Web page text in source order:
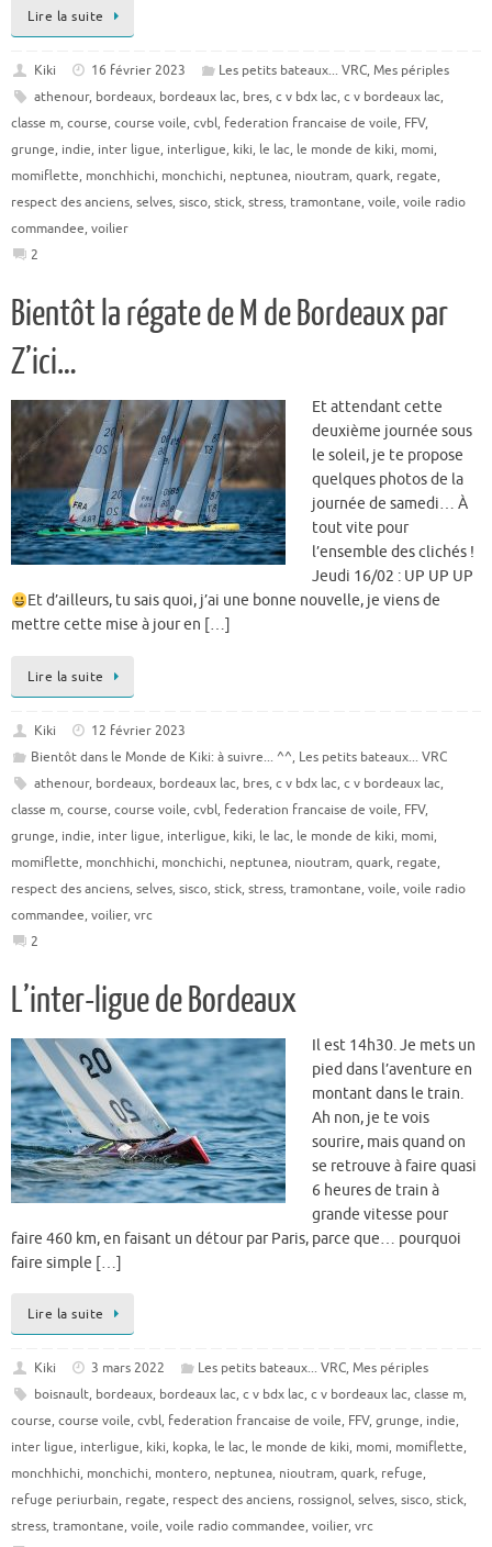
Lire la suite
Kiki 16 février 2023 Les petits bateaux... VRC, Mes périples
athenour, bordeaux, bordeaux lac, bres, c v bdx lac, c v bordeaux lac,
classe m, course, course voile, cvbl, federation francaise de voile, FFV,
grunge, indie, inter ligue, interligue, kiki, le lac, le monde de kiki, momi,
momiflette, monchhichi, monchichi, neptunea, nioutram, quark, regate,
respect des anciens, selves, sisco, stick, stress, tramontane, voile, voile radio
commandee, voilier
2
Bientôt la régate de M de Bordeaux par
Z’ici…
Et attendant cette
deuxième journée sous
le soleil, je te propose
quelques photos de la
journée de samedi… À
tout vite pour
l’ensemble des clichés !
Jeudi 16/02 : UP UP UP
Et d’ailleurs, tu sais quoi, j’ai une bonne nouvelle, je viens de
mettre cette mise à jour en […]
Lire la suite
Kiki
12 février 2023
Bientôt dans le Monde de Kiki: à suivre... ^^, Les petits bateaux... VRC
athenour, bordeaux, bordeaux lac, bres, c v bdx lac, c v bordeaux lac,
classe m, course, course voile, cvbl, federation francaise de voile, FFV,
grunge, indie, inter ligue, interligue, kiki, le lac, le monde de kiki, momi,
momiflette, monchhichi, monchichi, neptunea, nioutram, quark, regate,
respect des anciens, selves, sisco, stick, stress, tramontane, voile, voile radio
commandee, voilier, vrc
2
L’inter-ligue de Bordeaux
Il est 14h30. Je mets un
pied dans l’aventure en
montant dans le train.
Ah non, je te vois
sourire, mais quand on
se retrouve à faire quasi
6 heures de train à
grande vitesse pour
faire 460 km, en faisant un détour par Paris, parce que… pourquoi
faire simple […]
Lire la suite
Kiki 3 mars 2022 Les petits bateaux... VRC, Mes périples
boisnault, bordeaux, bordeaux lac, c v bdx lac, c v bordeaux lac, classe m,
course, course voile, cvbl, federation francaise de voile, FFV, grunge, indie,
inter ligue, interligue, kiki, kopka, le lac, le monde de kiki, momi, momiflette,
monchhichi, monchichi, montero, neptunea, nioutram, quark, refuge,
refuge periurbain, regate, respect des anciens, rossignol, selves, sisco, stick,
stress, tramontane, voile, voile radio commandee, voilier, vrc